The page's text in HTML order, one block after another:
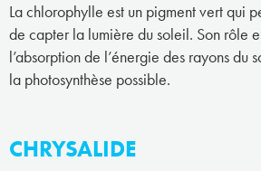
La chlorophylle est un pigment vert qui
de capter la lumière du soleil. Son rôle
l’absorption de l’énergie des rayons du
la photosynthèse possible.
CHRYSALIDE